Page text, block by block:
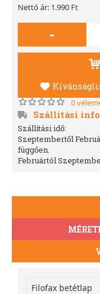
Nettó ár: 1.990 Ft
-
0
Szállítási
Szállítási idő:
Szeptembertől
függően.
Februártól
Filofax betétlap